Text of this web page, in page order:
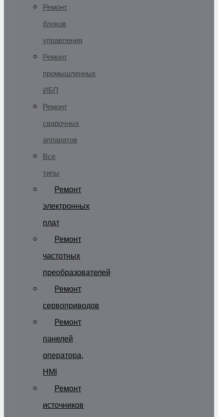
Ремонт
блоков
управления
Ремонт
промышленных
ИБП
Ремонт
сварочных
аппаратов
Все
типы
Ремонт
электронных
плат
Ремонт
частотных
преобразователей
Ремонт
сервоприводов
Ремонт
панелей
оператора,
HMI
Ремонт
источников